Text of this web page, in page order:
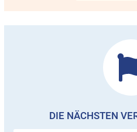
DIE NÄCHSTEN